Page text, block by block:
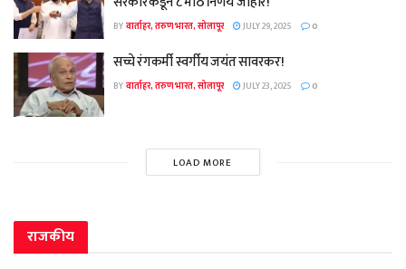
BYवार्ताहर, तरुण भारत, सोलापूर JULY 29, 2025 0
सच्चे रंगकर्मी स्वर्गीय जयंत सावरकर!
BYवार्ताहर, तरुण भारत, सोलापूर JULY 23, 2025 0
LOAD MORE
राजकीय